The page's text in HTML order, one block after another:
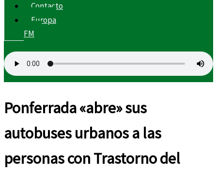
Contacto
Europa
FM
Ponferrada «abre» sus
autobuses urbanos a las
personas con Trastorno del